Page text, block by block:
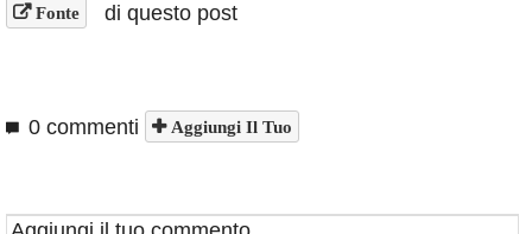
Fonte di questo post
0 commenti Aggiungi Il Tuo